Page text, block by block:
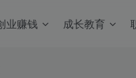
业赚钱 成长教育